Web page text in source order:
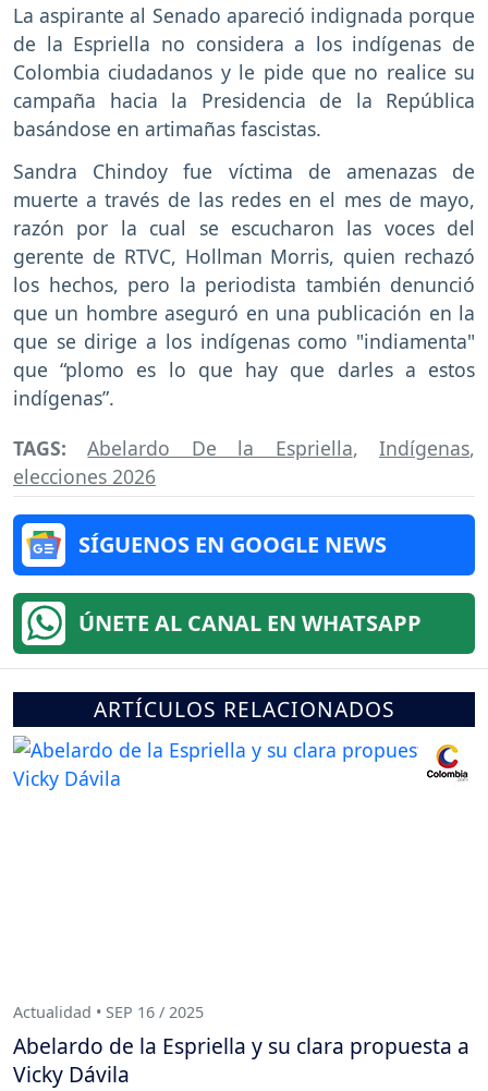
La aspirante al Senado apareció indignada porque
de la Espriella no considera a los indígenas de
Colombia ciudadanos y le pide que no realice su
campaña hacia la Presidencia de la República
basándose en artimañas fascistas.
Sandra Chindoy fue víctima de amenazas de
muerte a través de las redes en el mes de mayo,
razón por la cual se escucharon las voces del
gerente de RTVC, Hollman Morris, quien rechazó
los hechos, pero la periodista también denunció
que un hombre aseguró en una publicación en la
que se dirige a los indígenas como "indiamenta"
que “plomo es lo que hay que darles a estos
indígenas”.
TAGS:Abelardo De la Espriella,Indígenas,
elecciones 2026
SÍGUENOS EN GOOGLE NEWS
ÚNETE AL CANAL EN WHATSAPP
ARTÍCULOS RELACIONADOS
Actualidad • SEP 16 / 2025
Abelardo de la Espriella y su clara propuesta a
Vicky Dávila